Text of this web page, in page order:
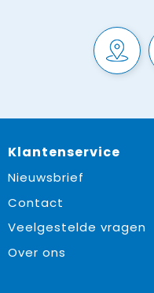
Klantenservice
Nieuwsbrief
Contact
Veelgestelde vragen
Over ons